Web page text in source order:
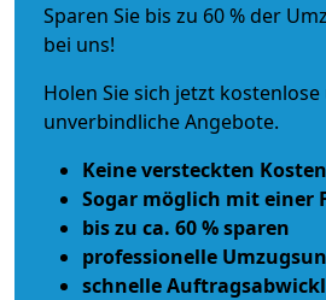
Sparen Sie bis zu 60 % der
bei uns!
Holen Sie sich jetzt kostenlose
unverbindliche Angebote.
Keine versteckten Kosten
Sogar möglich mit einer
bis zu ca. 60 % sparen
professionelle
schnelle